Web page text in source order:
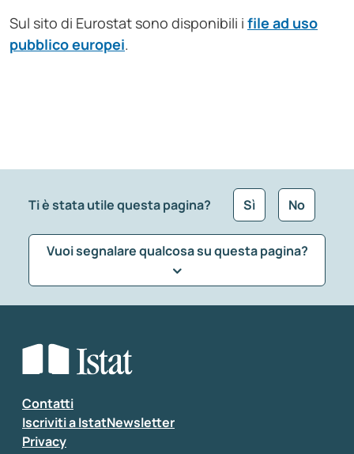
Sul sito di Eurostat sono disponibili i file ad uso
pubblico europei.
Ti è stata utile questa pagina? Sì No
Vuoi segnalare qualcosa su questa pagina?
Seleziona la tipologia della segnalazione
Inserisci il tuo commento
Contatti
Iscriviti a IstatNewsletter
Privacy